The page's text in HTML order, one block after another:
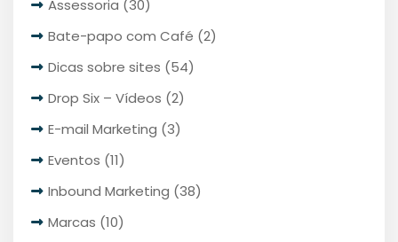
Assessoria (30)
Bate-papo com Café (2)
Dicas sobre sites (54)
Drop Six – Vídeos (2)
E-mail Marketing (3)
Eventos (11)
Inbound Marketing (38)
Marcas (10)